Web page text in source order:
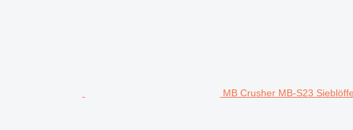
MB Crusher MB-S23